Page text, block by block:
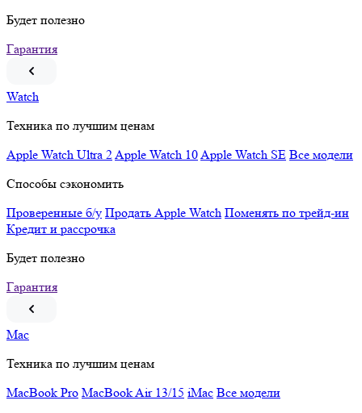
Будет полезно
Гарантия
Watch
Техника по лучшим ценам
Apple Watch Ultra 2Apple Watch 10Apple Watch SE Все модели
Способы сэкономить
Проверенные б/у Продать Apple Watch Поменять по трейд-ин
Кредит и рассрочка
Будет полезно
Гарантия
Mac
Техника по лучшим ценам
MacBook Pro MacBook Air 13/15 iMac Все модели